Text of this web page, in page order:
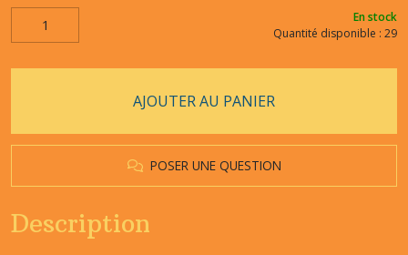
En stock
Quantité disponible : 29
AJOUTER AU PANIER
POSER UNE QUESTION
Description